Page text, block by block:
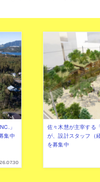
」
集中
佐々木慧が主宰する
が、設計スタッフ（
を募集中